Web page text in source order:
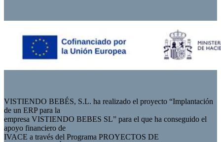
VISTIENDO BEBÉS, S.L. ha realizado el proyecto “Implantación
de un ERP para la
empresa VISTIENDO BEBES SL” para el que ha conseguido el
apoyo financiero de
IVACE a través del Programa PROYECTOS DE